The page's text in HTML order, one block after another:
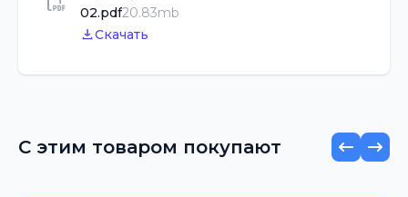
02.pdf20.83mb
Скачать
С этим товаром покупают